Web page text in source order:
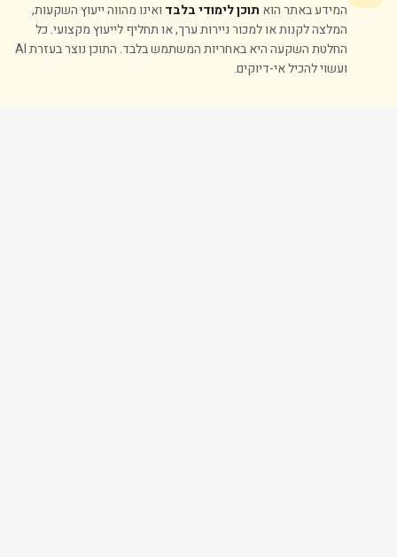
המידע באתר הוא תוכן לימודי בלבד ואינו מהווה ייעוץ השקעות,
המלצה לקנות או למכור ניירות ערך, או תחליף לייעוץ מקצועי. כל
החלטת השקעה היא באחריות המשתמש בלבד. התוכן נוצר בעזרת AI
ועשוי להכיל אי-דיוקים.